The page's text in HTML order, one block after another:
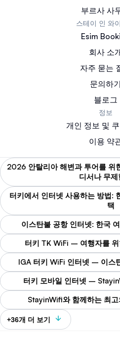
부르사 사
스테이 인 와
Esim
회사 소
자주 묻는
문의하기
블로그
정보
개인 정보 및
이용 약
2026 안탈리아 해변과 투어를 위
디서나 무제
터키에서 인터넷 사용하는 방법:
택
이스탄불 공항 인터넷: 한국
터키 TK WiFi – 여행자를
IGA 터키 WiFi 인터넷 – 이스
터키 모바일 인터넷 –
StayinWifi와 함께하는 최
+36개 더 보기